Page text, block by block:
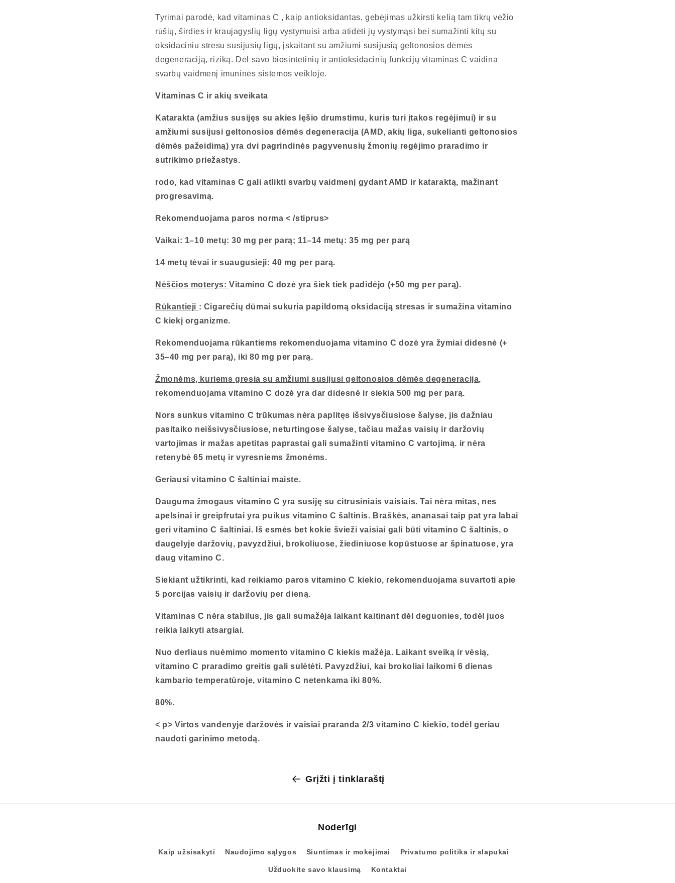
Tyrimai parodė, kad vitaminas C , kaip antioksidantas, gebėjimas užkirsti kelią tam tikrų vėžio
rūšių, širdies ir kraujagyslių ligų vystymuisi arba atidėti jų vystymąsi bei sumažinti kitų su
oksidaciniu stresu susijusių ligų, įskaitant su amžiumi susijusią geltonosios dėmės
degeneraciją, riziką. Dėl savo biosintetinių ir antioksidacinių funkcijų vitaminas C vaidina
svarbų vaidmenį imuninės sistemos veikloje.
Vitaminas C ir akių sveikata
Katarakta (amžius susijęs su akies lęšio drumstimu, kuris turi įtakos regėjimui) ir su
amžiumi susijusi geltonosios dėmės degeneracija (AMD, akių liga, sukelianti geltonosios
dėmės pažeidimą) yra dvi pagrindinės pagyvenusių žmonių regėjimo praradimo ir
sutrikimo priežastys.
rodo, kad vitaminas C gali atlikti svarbų vaidmenį gydant AMD ir kataraktą, mažinant
progresavimą.
Rekomenduojama paros norma< /stiprus>
Vaikai: 1–10 metų: 30 mg per parą; 11–14 metų: 35 mg per parą
14 metų tėvai ir suaugusieji: 40 mg per parą.
Nėščios moterys:Vitamino C dozė yra šiek tiek padidėjo (+50 mg per parą).
Rūkantieji : Cigarečių dūmai sukuria papildomą oksidaciją stresas ir sumažina vitamino
C kiekį organizme.
Rekomenduojama rūkantiems rekomenduojama vitamino C dozė yra žymiai didesnė (+
35–40 mg per parą), iki 80 mg per parą.
Žmonėms, kuriems gresia su amžiumi susijusi geltonosios dėmės degeneracija,
rekomenduojama vitamino C dozė yra dar didesnė ir siekia 500 mg per parą.
Nors sunkus vitamino C trūkumas nėra paplitęs išsivysčiusiose šalyse, jis dažniau
pasitaiko neišsivysčiusiose, neturtingose ​​šalyse, tačiau mažas vaisių ir daržovių
vartojimas ir mažas apetitas paprastai gali sumažinti vitamino C vartojimą. ir nėra
retenybė 65 metų ir vyresniems žmonėms.
Geriausi vitamino C šaltiniai maiste.
Dauguma žmogaus vitamino C yra susiję su citrusiniais vaisiais. Tai nėra mitas, nes
apelsinai ir greipfrutai yra puikus vitamino C šaltinis. Braškės, ananasai taip pat yra labai
geri vitamino C šaltiniai. Iš esmės bet kokie švieži vaisiai gali būti vitamino C šaltinis, o
daugelyje daržovių, pavyzdžiui, brokoliuose, žiediniuose kopūstuose ar špinatuose, yra
daug vitamino C.
Siekiant užtikrinti, kad reikiamo paros vitamino C kiekio, rekomenduojama suvartoti apie
5 porcijas vaisių ir daržovių per dieną.
Vitaminas C nėra stabilus, jis gali sumažėja laikant kaitinant dėl ​​deguonies, todėl juos
reikia laikyti atsargiai.
Nuo derliaus nuėmimo momento vitamino C kiekis mažėja. Laikant sveiką ir vėsią,
vitamino C praradimo greitis gali sulėtėti. Pavyzdžiui, kai brokoliai laikomi 6 dienas
kambario temperatūroje, vitamino C netenkama iki 80%.
80%.
< p> Virtos vandenyje daržovės ir vaisiai praranda 2/3 vitamino C kiekio, todėl geriau
naudoti garinimo metodą.
Grįžti į tinklaraštį
Noderīgi
Kaip užsisakyti Naudojimo sąlygos Siuntimas ir mokėjimai Privatumo politika ir slapukai
Užduokite savo klausimą Kontaktai